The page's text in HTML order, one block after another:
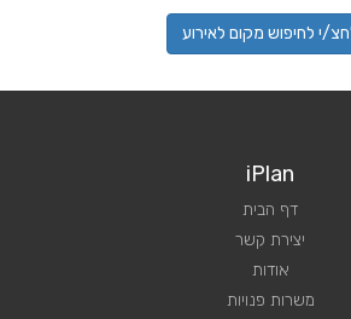
י לחיפוש מקום לאירוע
iPlan
דף הבית
יצירת קשר
אודות
משרות פנויות